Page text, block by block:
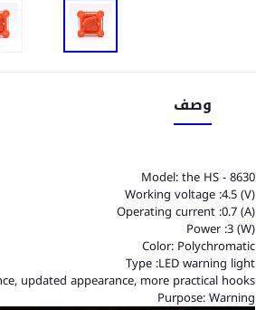
وصف
Model: the HS - 8630
Working voltage :4.5 (V)
Operating current :0.7 (A)
Power :3 (W)
Color: Polychromatic
Type :LED warning light
updated appearance, more practical hooks
Purpose: Warning